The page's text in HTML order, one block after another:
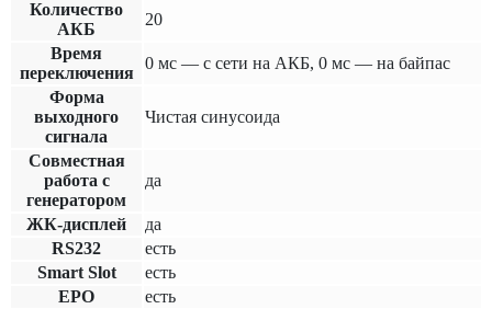
Количество
АКБ
20
Время
переключения
0 мс — с сети на АКБ, 0 мс — на байпас
Форма
выходного
сигнала
Чистая синусоида
Совместная
работа с
генератором
да
ЖК-дисплей
да
RS232
есть
Smart Slot
есть
EPO
есть